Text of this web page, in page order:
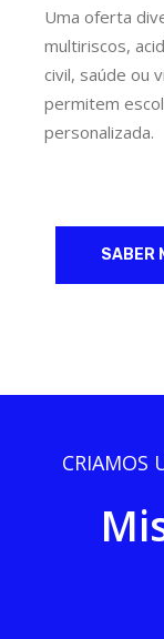
Uma oferta
multiriscos,
civil, saúde ou
permitem
personalizada.
SABER
CRIAMOS